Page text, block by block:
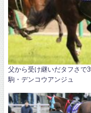
父から受け継いだタフさで
駒・デンコウアンジュ